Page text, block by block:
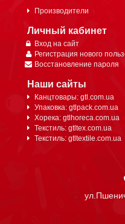
Производители
Личный кабинет
Вход на сайт
Регистрация нового
Восстановление пароля
Наши сайты
Канцтовары: gtl.com.ua
Упаковка: gtlpack.com.ua
Хорека: gtlhoreca.com.ua
Текстиль: gtltex.com.ua
Текстиль: gtltextile.com.ua